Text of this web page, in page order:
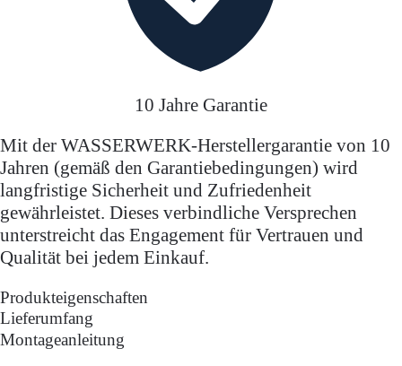
10 Jahre Garantie
Mit der WASSERWERK-Herstellergarantie von 10
Jahren (gemäß den Garantiebedingungen) wird
langfristige Sicherheit und Zufriedenheit
gewährleistet. Dieses verbindliche Versprechen
unterstreicht das Engagement für Vertrauen und
Qualität bei jedem Einkauf.
Produkteigenschaften
Lieferumfang
Montageanleitung